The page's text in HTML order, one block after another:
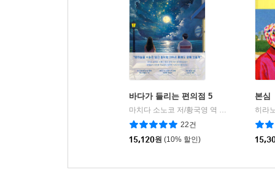
바다가 들리는 편의점 5
마치다 소노코 저/황국영 역 | 모모
22건
15,120원 (10% 할인)
본심